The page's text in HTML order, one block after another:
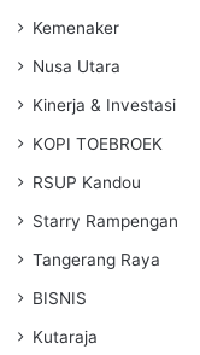
Kemenaker
Nusa Utara
Kinerja & Investasi
KOPI TOEBROEK
RSUP Kandou
Starry Rampengan
Tangerang Raya
BISNIS
Kutaraja